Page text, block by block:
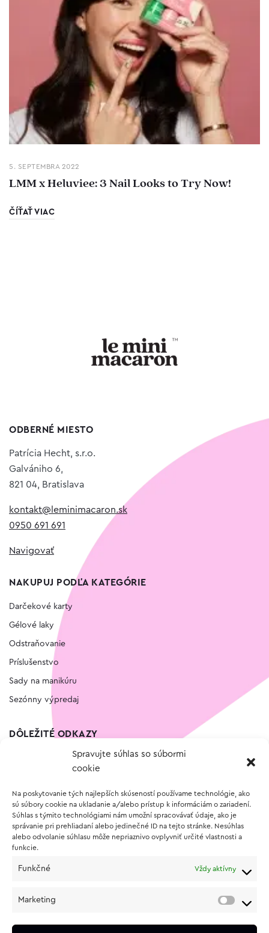
Spravujte súhlas so súbormi
cookie
Na poskytovanie tých najlepších skúseností používame technológie, ako
sú súbory cookie na ukladanie a/alebo prístup k informáciám o zariadení.
Súhlas s týmito technológiami nám umožní spracovávať údaje, ako je
správanie pri prehliadaní alebo jedinečné ID na tejto stránke. Nesúhlas
alebo odvolanie súhlasu môže nepriaznivo ovplyvniť určité vlastnosti a
funkcie.
Funkčné Vždy aktívny
Marketing
5. SEPTEMBRA 2022
LMM x Heluviee: 3 Nail Looks to Try Now!
ČÍŤAŤ VIAC
ODBERNÉ MIESTO
Patrícia Hecht, s.r.o.
Galvániho 6,
821 04, Bratislava
kontakt@leminimacaron.sk
0950 691 691
Navigovať
NAKUPUJ PODĽA KATEGÓRIE
Darčekové karty
Gélové laky
Odstraňovanie
Príslušenstvo
Sady na manikúru
Sezónny výpredaj
DÔLEŽITÉ ODKAZY
Vernostný program
O NÁKUPE
Vrátenie a reklamácia tovaru